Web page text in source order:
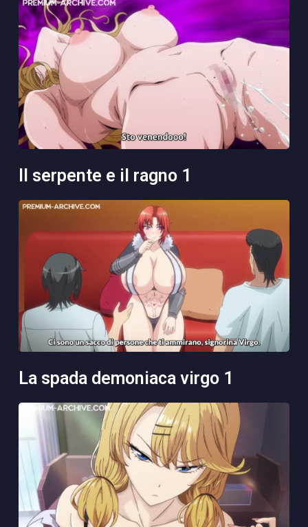
il serpente e il ragno 1
la spada demoniaca virgo 1